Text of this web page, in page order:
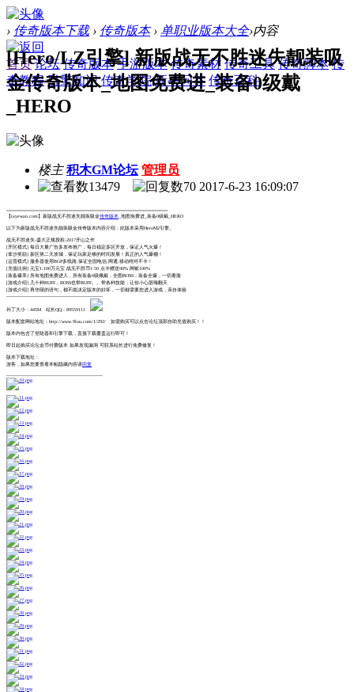
› 传奇版本下载 › 传奇版本 › 单职业版本大全›内容
首页 论坛 传奇版本 手游版本 传奇素材 传奇工具 传奇脚本 传
奇教程 引擎知识 传奇学院 新手问答 传奇百科
[Hero/LZ引擎] 新版战无不胜迷失靓装吸
金传奇版本_地图免费进_装备0级戴
_HERO
楼主 积木GM论坛 管理员
13479
70 2017-6-23 16:09:07
====================================================================
【tayewan.com】新版战无不胜迷失靓装吸金传奇版本 _地图免费进_装备0级戴_HERO
以下为新版战无不胜迷失靓装吸金传奇版本内容介绍：此版本采用HeroM2引擎。
战无不胜迷失-盛大正规授权-2017开山之作
[开区模式] 每日大量广告多发布推广，每日稳定多区开放，保证人气火爆！
[拿沙奖励] 新区第二天攻城，保证玩家足够的时间发展！真正的人气爆棚！
[运营模式] 服务器使用BGP多线路,保证全国电信,网通,移动绝对不卡！
[充值比例] 元宝1:100万元宝 战无不胜币1:50 点卡赠送90% 网银100%
[装备爆率] 所有地图免费进入，所有装备0级佩戴，全图BOSS，装备全爆，一切看脸
[游戏介绍] 几十种BUFF，BOSS也带BUFF。。带各种技能，让你小心脏嗨翻天
[游戏介绍] 再华丽的语句，都不能决定版本的好坏，一切都需要您进入游戏，亲自体验
-------------------------------------------------------------
补丁大小：445M 站长QQ：89559111
版本配套网站地址：http://www.9luu.com/1/292/ 如需购买可以点击论坛顶部自助充值购买！！
版本内包含了登陆器和引擎下载，直接下载覆盖运行即可！
即日起购买论坛金币付费版本 如果发现漏洞 可联系站长进行免费修复！
版本下载地址：
游客，如果您要查看本帖隐藏内容请回复
-------------------------------------------------------------